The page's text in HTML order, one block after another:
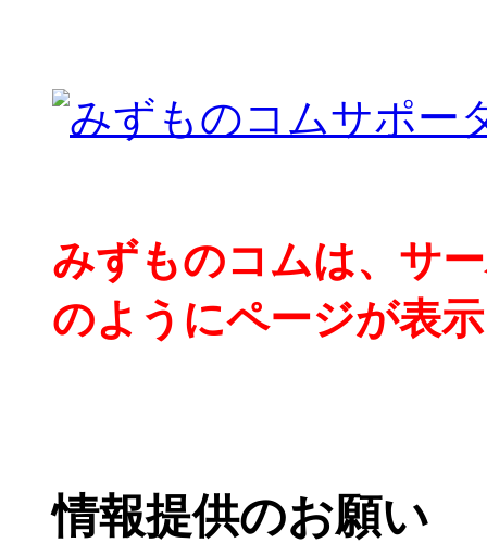
みずものコムは、サ
のようにページが表
情報提供のお願い